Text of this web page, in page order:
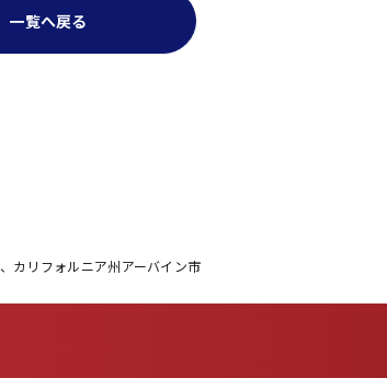
一覧へ戻る
カリフォルニア州アーバイン市